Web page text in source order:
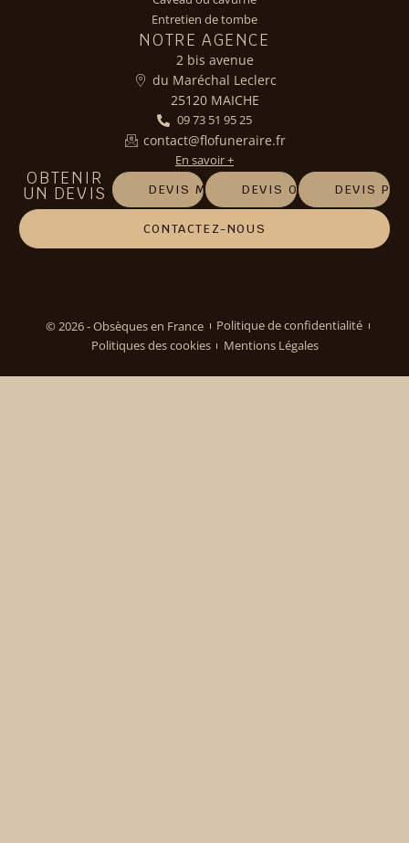
Entretien de tombe
NOTRE AGENCE
2 bis avenue
du Maréchal Leclerc
25120 MAICHE
09 73 51 95 25
contact@flofuneraire.fr
En savoir +
OBTENIR
UN DEVIS DEVIS MARBRERIEDEVIS OBSÈQUES
DEVIS
CONTACTEZ-NOUS
© 2026 - Obsèques en France
Politique de confidentialité
Politiques des cookies
Mentions Légales